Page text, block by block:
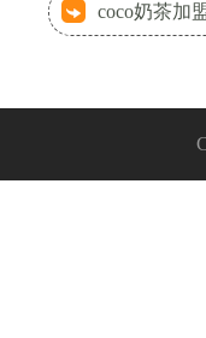
coco奶茶加